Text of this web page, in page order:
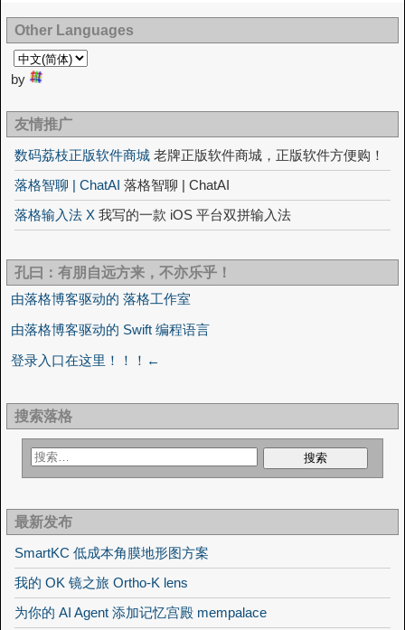
Other Languages
by
友情推广
数码荔枝正版软件商城 老牌正版软件商城，正版软件方便购！
落格智聊 | ChatAI 落格智聊 | ChatAI
落格输入法 X 我写的一款 iOS 平台双拼输入法
孔曰：有朋自远方来，不亦乐乎！
由落格博客驱动的 落格工作室
由落格博客驱动的 Swift 编程语言
登录入口在这里！！！←
搜索落格
最新发布
SmartKC 低成本角膜地形图方案
我的 OK 镜之旅 Ortho-K lens
为你的 AI Agent 添加记忆宫殿 mempalace